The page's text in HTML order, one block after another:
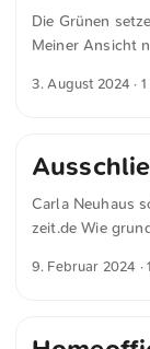
2030
Die Grünen
Meiner Ansicht
stark in die
3. August 2024 ·
Carla Neuhaus
zeit.de Wie
der deutschen
9. Februar 2024